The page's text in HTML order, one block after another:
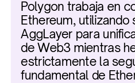
Polygon trabaja en
Ethereum, utilizando
AggLayer para
de Web3 mientras
estrictamente la
fundamental de